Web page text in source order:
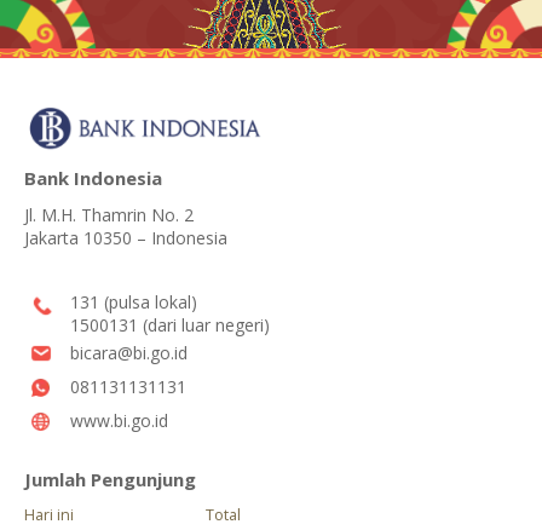
Bank Indonesia
Jl. M.H. Thamrin No. 2
Jakarta 10350 – Indonesia
131 (pulsa lokal)
1500131 (dari luar negeri)
bicara@bi.go.id
081131131131
www.bi.go.id
Jumlah Pengunjung
Hari ini Total